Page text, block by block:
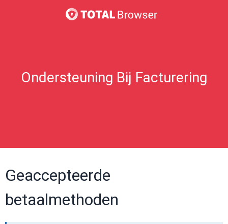
Ondersteuning Bij Facturering
Geaccepteerde
betaalmethoden